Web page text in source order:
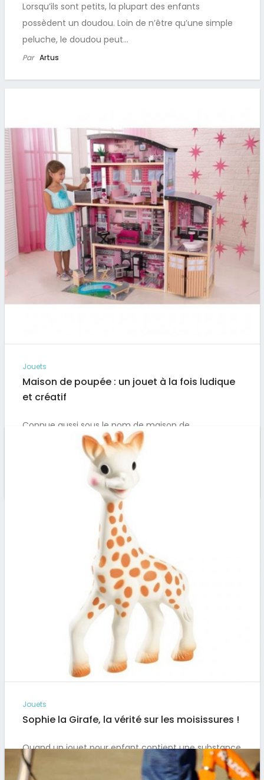
Lorsqu’ils sont petits, la plupart des enfants
possèdent un doudou. Loin de n’être qu’une simple
peluche, le doudou peut…
Par Artus
Jouets
Maison de poupée : un jouet à la fois ludique
et créatif
Connue aussi sous le nom de maison de
personnage, la maison de poupée est un jeu qui
Jouets
Sophie la Girafe, la vérité sur les moisissures !
Quand un jouet pour enfant contient une substance
peu plaisante, il est assez logique et normal que le